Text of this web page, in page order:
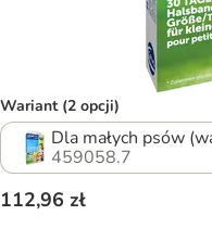
Wariant (2 opcji)
Dla małych psów
459058.7
112,96 zł